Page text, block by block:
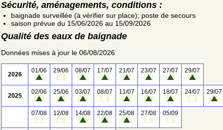
Sécurité, aménagements, conditions :
baignade surveillée (à vérifier sur place); poste de secours
saison prévue du 15/06/2026 au 15/09/2026
Qualité des eaux de baignade
Données mises à jour le 06/08/2026
2026
01/06 29/06 08/07 17/07 21/07 23/07 27/07 29/07
2025
02/06 25/06 03/07 08/07 11/07 16/07 18/07 24/07 29/07
07/08 12/08 14/08 22/08 25/08 27/08 05/09